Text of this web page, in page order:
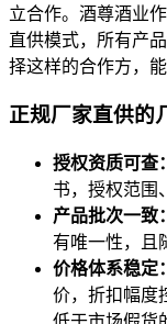
立合作。酒尊酒业
直供模式，所有产
择这样的合作方，
正规厂家直供的
授权资质可查：
书，授权范围
产品批次一致：
有唯一性，且
价格体系稳定：
价，折扣幅度